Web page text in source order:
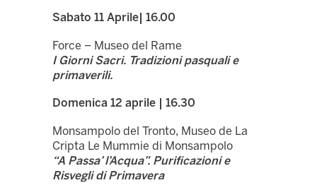
Sabato 11 Aprile| 16.00
Force – Museo del Rame
I Giorni Sacri. Tradizioni pasquali e
primaverili.
Domenica 12 aprile | 16.30
Monsampolo del Tronto, Museo de La
Cripta Le Mummie di Monsampolo
“A Passa’ l’Acqua”. Purificazioni e
Risvegli di Primavera